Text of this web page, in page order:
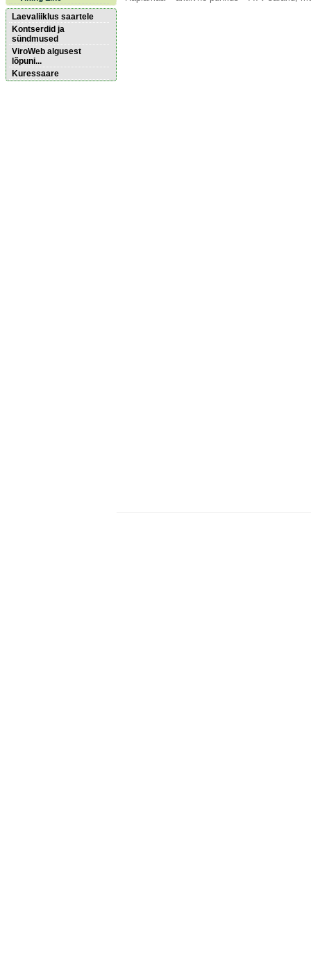
Laevaliiklus saartele
Kontserdid ja
sündmused
ViroWeb algusest
lõpuni...
Kuressaare